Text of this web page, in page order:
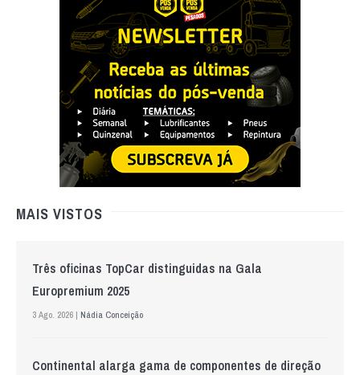
MAIS VISTOS
Três oficinas TopCar distinguidas na Gala
Europremium 2025
3 Ago. 2026 | Nádia Conceição
Continental alarga gama de componentes de direção